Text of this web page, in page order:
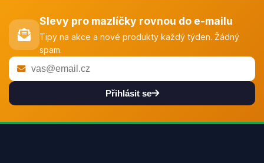
Slevy pro mazlíčky rovnou do e-mailu
Tipy na akce a nové produkty každý týden. Žádný
spam.
Přihlásit se